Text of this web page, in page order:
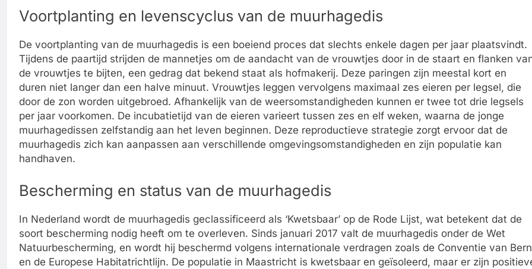
Voortplanting en levenscyclus van de muurhagedis
De voortplanting van de muurhagedis is een boeiend proces dat slechts enkele dagen per jaar plaatsvindt.
Tijdens de paartijd strijden de mannetjes om de aandacht van de vrouwtjes door in de staart en flanken
de vrouwtjes te bijten, een gedrag dat bekend staat als hofmakerij. Deze paringen zijn meestal kort en
duren niet langer dan een halve minuut. Vrouwtjes leggen vervolgens maximaal zes eieren per legsel, die
door de zon worden uitgebroed. Afhankelijk van de weersomstandigheden kunnen er twee tot drie legsels
per jaar voorkomen. De incubatietijd van de eieren varieert tussen zes en elf weken, waarna de jonge
muurhagedissen zelfstandig aan het leven beginnen. Deze reproductieve strategie zorgt ervoor dat de
muurhagedis zich kan aanpassen aan verschillende omgevingsomstandigheden en zijn populatie kan
handhaven.
Bescherming en status van de muurhagedis
In Nederland wordt de muurhagedis geclassificeerd als ‘Kwetsbaar’ op de Rode Lijst, wat betekent dat de
soort bescherming nodig heeft om te overleven. Sinds januari 2017 valt de muurhagedis onder de Wet
Natuurbescherming, en wordt hij beschermd volgens internationale verdragen zoals de Conventie van Bern
en de Europese Habitatrichtlijn. De populatie in Maastricht is kwetsbaar en geïsoleerd, maar er zijn